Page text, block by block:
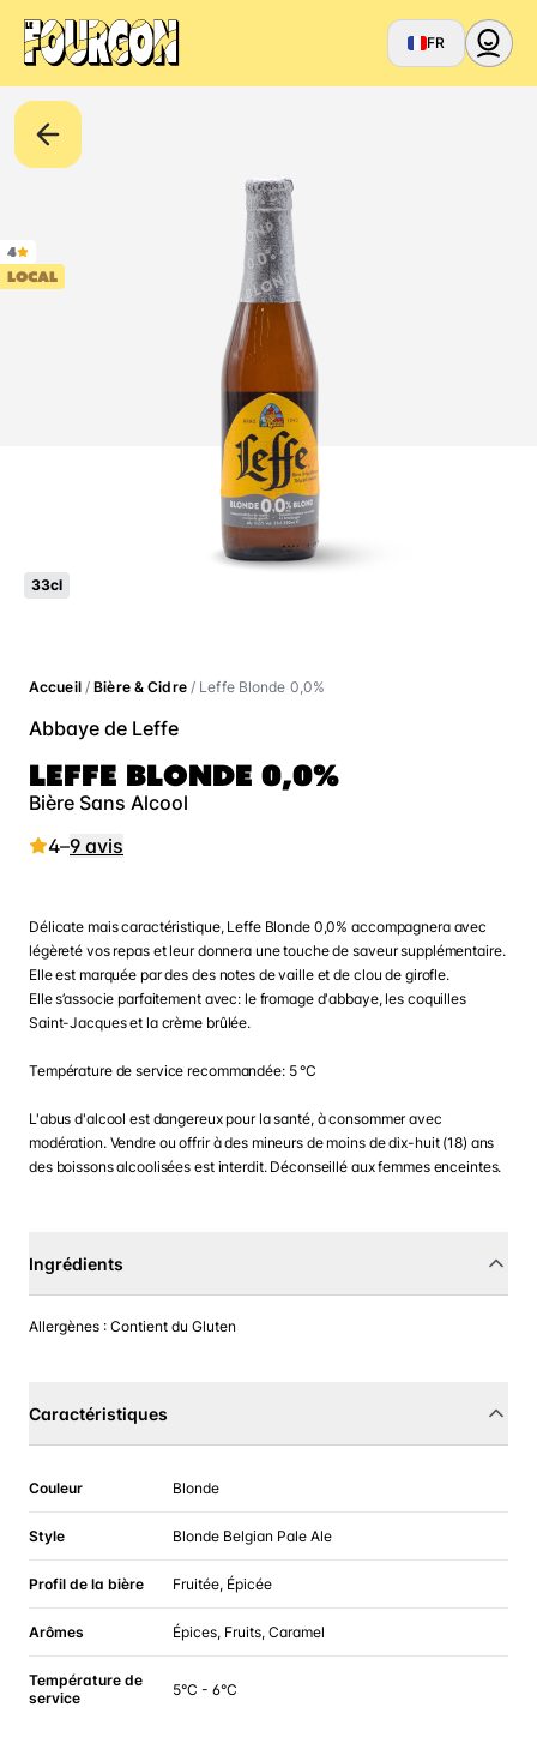
FR
4
LOCAL
33cl
Accueil/Bière & Cidre/ Leffe Blonde 0,0%
Abbaye de Leffe
LEFFE BLONDE 0,0%
Bière Sans Alcool
4–9 avis
Délicate mais caractéristique, Leffe Blonde 0,0% accompagnera avec
légèreté vos repas et leur donnera une touche de saveur supplémentaire.
Elle est marquée par des des notes de vaille et de clou de girofle.
Elle s’associe parfaitement avec: le fromage d'abbaye, les coquilles
Saint-Jacques et la crème brûlée.
Température de service recommandée: 5 °C
L'abus d'alcool est dangereux pour la santé, à consommer avec
modération. Vendre ou offrir à des mineurs de moins de dix-huit (18) ans
des boissons alcoolisées est interdit. Déconseillé aux femmes enceintes.
Ingrédients
Allergènes : Contient du Gluten
Caractéristiques
Couleur Blonde
Style Blonde Belgian Pale Ale
Profil de la bière Fruitée, Épicée
Arômes Épices, Fruits, Caramel
Température de
service
5°C - 6°C